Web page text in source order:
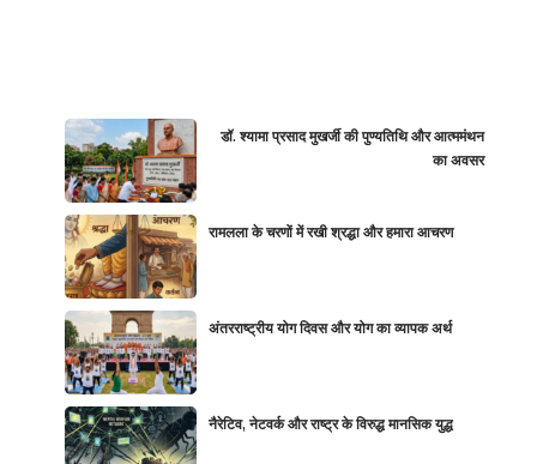
डॉ. श्यामा प्रसाद मुखर्जी की पुण्यतिथि और आत्ममंथन
का अवसर
रामलला के चरणों में रखी श्रद्धा और हमारा आचरण
अंतरराष्ट्रीय योग दिवस और योग का व्यापक अर्थ
नैरेटिव, नेटवर्क और राष्ट्र के विरुद्ध मानसिक युद्ध